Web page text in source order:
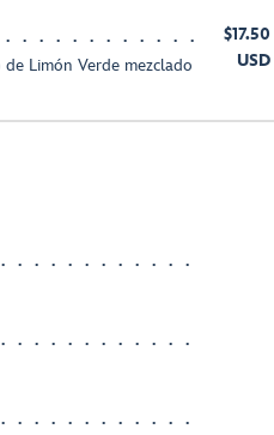
Limón Verde mezclado
$17.50
USD